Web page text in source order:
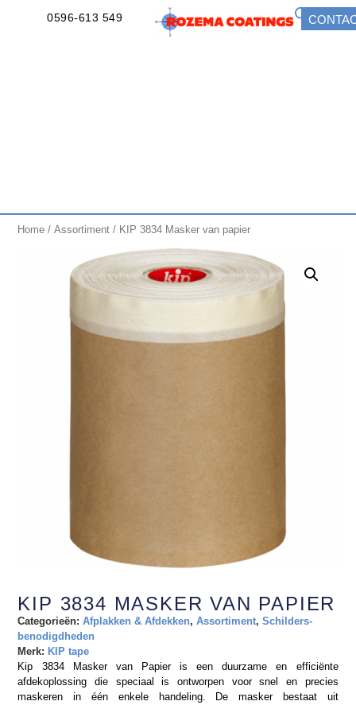
0596-613 549
Home /Assortiment / KIP 3834 Masker van papier
KIP 3834 MASKER VAN PAPIER
Categorieën: Afplakken & Afdekken,Assortiment,Schilders-
benodigdheden
Merk: KIP tape
Kip 3834 Masker van Papier is een duurzame en efficiënte
afdekoplossing die speciaal is ontworpen voor snel en precies
maskeren in één enkele handeling. De masker bestaat uit